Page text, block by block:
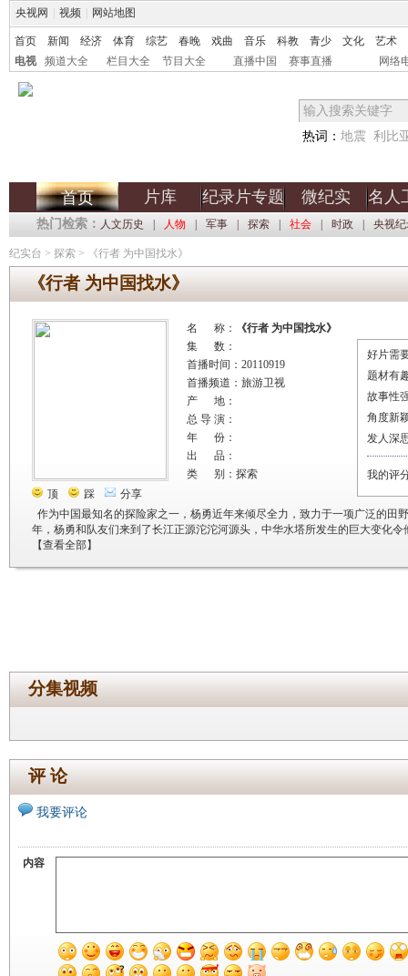
央视网 视频 网站地图
首页 新闻 经济 体育 综艺 春晚 戏曲 音乐 科教 青少 文化
艺术
电视
频道大全 栏目大全 节目大全 直播中国 赛事直播 网络
热词： 地震 利比
首页 片库 纪录片专题 微纪实 名人
热门检索： 人文历史 人物 军事 探索 社会 时政 央视
纪实台 > 探索 > 《行者 为中国找水》
《行者 为中国找水》
顶 踩 分享
名 称：
《行者 为中国找水》
集 数：
首播时间：20110919
首播频道：旅游卫视
产 地：
总 导 演：
年 份：
出 品：
类 别：探索
作为中国最知名的探险家之一，杨勇近年来倾尽全力，致力于一项广泛的田
年，杨勇和队友们来到了长江正源沱沱河源头，中华水塔所发生的巨大变化
【查看全部】
好片需
题材有
故事性
角度新
发人深
我的评
分集视频
评 论
我要评论
内容